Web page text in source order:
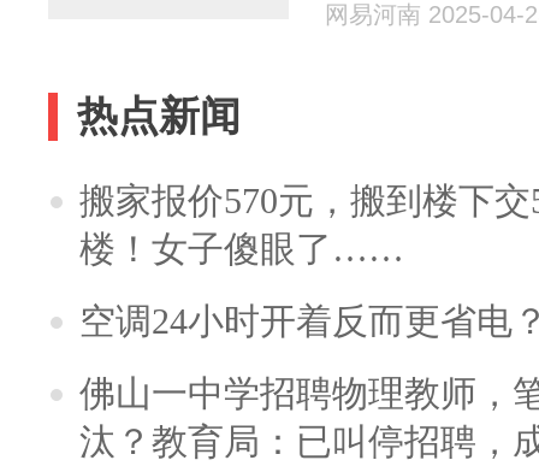
网易河南 2025-04-
热点新闻
搬家报价570元，搬到楼下
楼！女子傻眼了……
空调24小时开着反而更省电
佛山一中学招聘物理教师，
汰？教育局：已叫停招聘，